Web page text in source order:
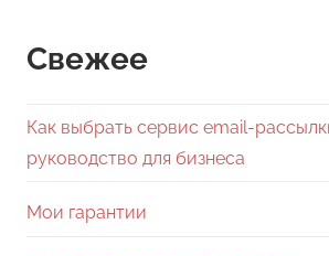
Свежее
Как выбрать сервис email-
руководство для бизнеса
Мои гарантии